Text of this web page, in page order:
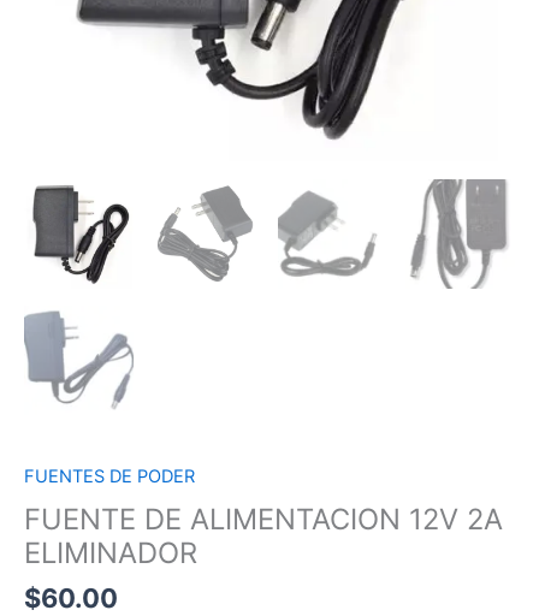
FUENTES DE PODER
FUENTE DE ALIMENTACION 12V 2A
ELIMINADOR
$60.00